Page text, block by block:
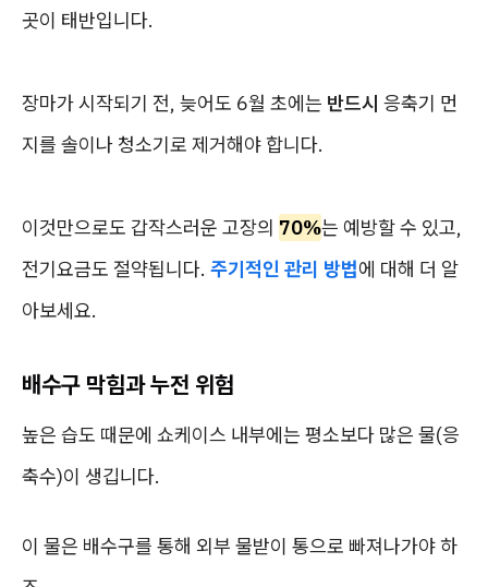
곳이 태반입니다.
장마가 시작되기 전, 늦어도 6월 초에는 반드시 응축기 먼
지를 솔이나 청소기로 제거해야 합니다.
이것만으로도 갑작스러운 고장의 70%는 예방할 수 있고,
전기요금도 절약됩니다. 주기적인 관리 방법에 대해 더 알
아보세요.
배수구 막힘과 누전 위험
높은 습도 때문에 쇼케이스 내부에는 평소보다 많은 물(응
축수)이 생깁니다.
이 물은 배수구를 통해 외부 물받이 통으로 빠져나가야 하